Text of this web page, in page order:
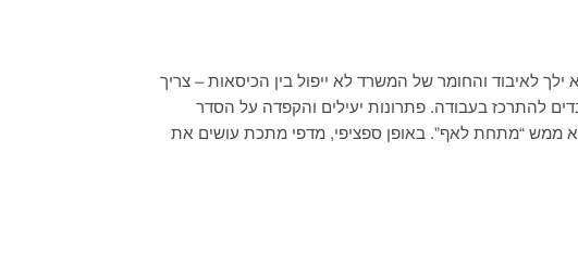
לאיבוד והחומר של המשרד לא ייפול בין הכיסאות – צריך
להתרכז בעבודה. פתרונות יעילים והקפדה על הסדר
ממש “מתחת לאף”. באופן ספציפי, מדפי מתכת עושים את